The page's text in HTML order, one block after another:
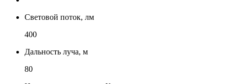
Световой поток, лм
400
Дальность луча, м
80